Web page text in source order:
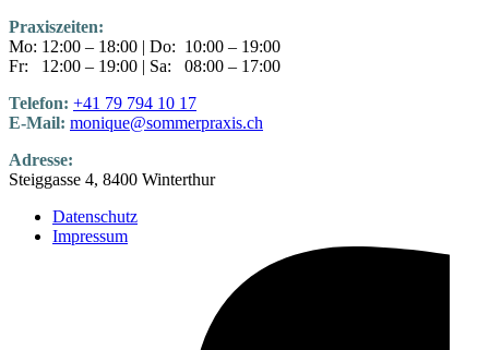
Praxiszeiten:
Mo: 12:00 – 18:00 | Do: 10:00 – 19:00
Fr: 12:00 – 19:00 | Sa: 08:00 – 17:00
Telefon: +41 79 794 10 17
E-Mail: monique@sommerpraxis.ch
Adresse:
Steiggasse 4, 8400 Winterthur
Datenschutz
Impressum